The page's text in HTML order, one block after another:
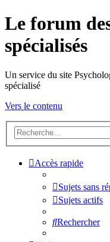
Le forum
spécialisés
Un service du site
spécialisé
Vers le contenu
Accès rapide
Sujets sans
Sujets actifs
Rechercher